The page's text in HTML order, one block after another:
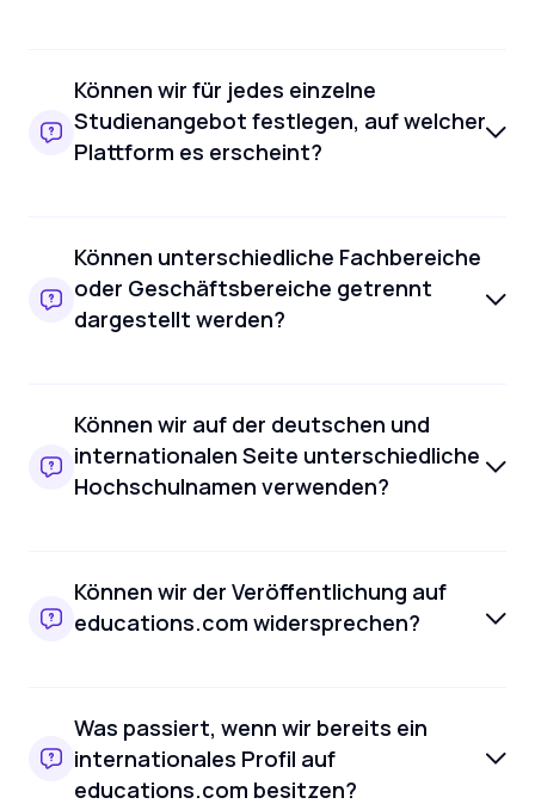
Können wir für jedes einzelne
Studienangebot festlegen, auf welcher
Plattform es erscheint?
Können unterschiedliche Fachbereiche
oder Geschäftsbereiche getrennt
dargestellt werden?
Können wir auf der deutschen und
internationalen Seite unterschiedliche
Hochschulnamen verwenden?
Können wir der Veröffentlichung auf
educations.com widersprechen?
Was passiert, wenn wir bereits ein
internationales Profil auf
educations.com besitzen?